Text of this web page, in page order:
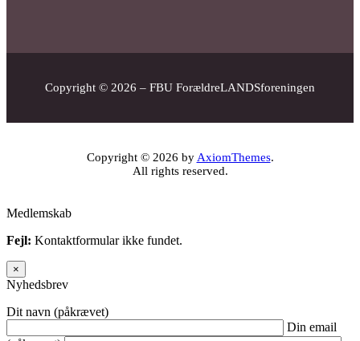
Copyright © 2026 – FBU ForældreLANDSforeningen
Copyright © 2026 by AxiomThemes.
All rights reserved.
Medlemskab
Fejl: Kontaktformular ikke fundet.
×
Nyhedsbrev
Dit navn (påkrævet)
Din email